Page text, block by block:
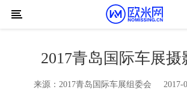
Skip to content
2017青岛国际车展摄
来源： 2017青岛国际车展组委会 2017-